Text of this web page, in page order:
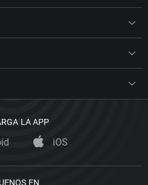
LA APP
iOS
EN